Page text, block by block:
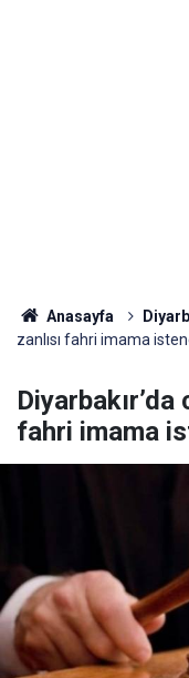
Anasayfa
zanlısı fahri imama
fahri imama